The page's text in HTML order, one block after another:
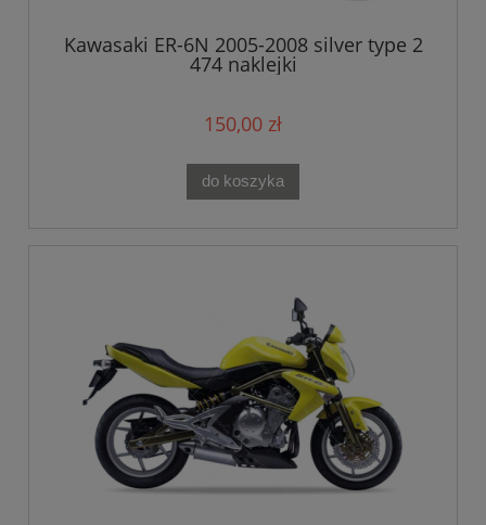
Kawasaki ER-6N 2005-2008 silver type 2
474 naklejki
150,00 zł
do koszyka